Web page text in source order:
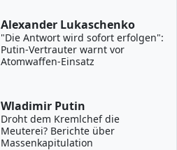
Alexander Lukaschenko
"Die Antwort wird sofort erfolgen":
Putin-Vertrauter warnt vor
Atomwaffen-Einsatz
Wladimir Putin
Droht dem Kremlchef die
Meuterei? Berichte über
Massenkapitulation